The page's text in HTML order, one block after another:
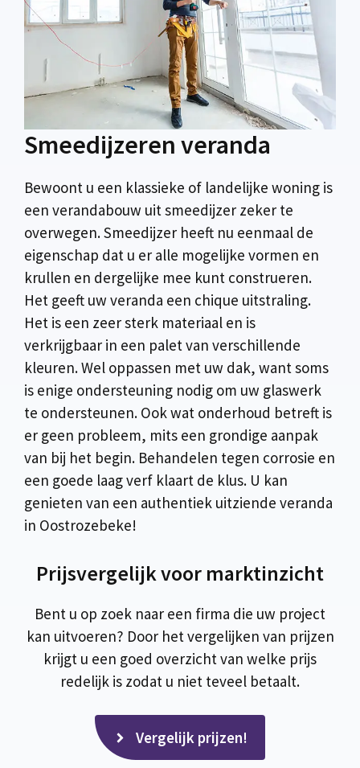
Smeedijzeren veranda
Bewoont u een klassieke of landelijke woning is
een verandabouw uit smeedijzer zeker te
overwegen. Smeedijzer heeft nu eenmaal de
eigenschap dat u er alle mogelijke vormen en
krullen en dergelijke mee kunt construeren.
Het geeft uw veranda een chique uitstraling.
Het is een zeer sterk materiaal en is
verkrijgbaar in een palet van verschillende
kleuren. Wel oppassen met uw dak, want soms
is enige ondersteuning nodig om uw glaswerk
te ondersteunen. Ook wat onderhoud betreft is
er geen probleem, mits een grondige aanpak
van bij het begin. Behandelen tegen corrosie en
een goede laag verf klaart de klus. U kan
genieten van een authentiek uitziende veranda
in Oostrozebeke!
Prijsvergelijk voor marktinzicht
Bent u op zoek naar een firma die uw project
kan uitvoeren? Door het vergelijken van prijzen
krijgt u een goed overzicht van welke prijs
redelijk is zodat u niet teveel betaalt.
Vergelijk prijzen!